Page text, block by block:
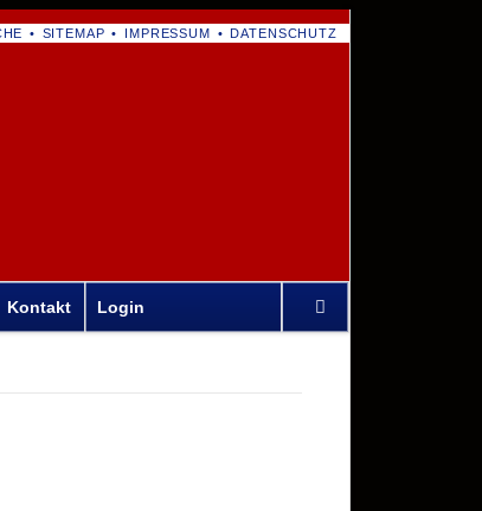
SITEMAP IMPRESSUM DATENSCHUTZ
überspringen
Kontakt Login